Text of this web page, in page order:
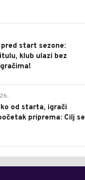
start sezone:
klub ulazi bez
od starta, igrači
priprema: Cilj se